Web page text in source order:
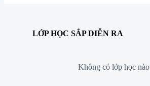
LỚP HỌC SẮP DIỄN RA
Không có lớp học nào